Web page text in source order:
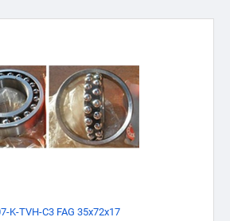
K-TVH-C3 FAG 35x72x17